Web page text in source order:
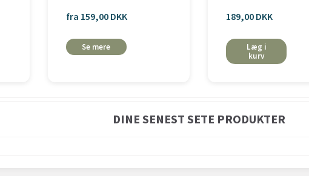
fra 159,00 DKK
Se mere
189,00 DKK
Læg i
kurv
DINE SENEST SETE PRODUKTER